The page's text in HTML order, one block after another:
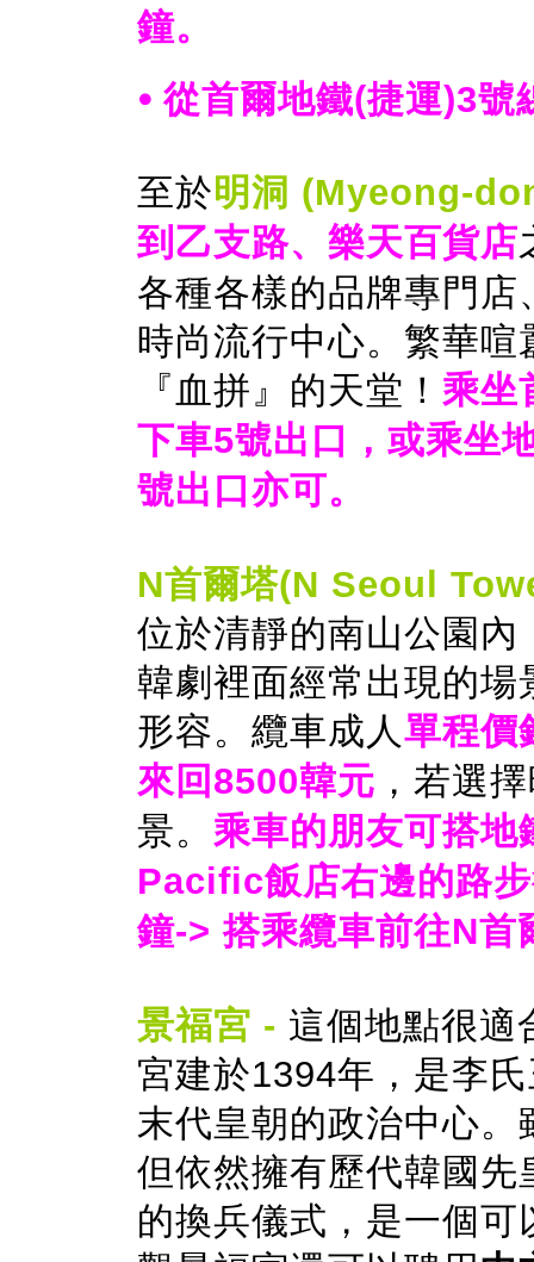
鐘。
⦁ 從首爾地鐵(捷運)3號
至於明洞 (Myeong-
到乙支路、樂天百貨店
各種各樣的品牌專門
時尚流行中心。繁華
『血拼』的天堂！ 乘坐
下車5號出口，或乘坐
號出口亦可。
N首爾塔(N Seoul
位於清靜的南山公園
韓劇裡面經常出現的
形容。纜車成人單程價
來回8500韓元 ，若選
景。 乘車的朋友可搭地
Pacific飯店右邊的路
鐘-> 搭乘纜車前往N首
景福宮 - 這個地點很適
宮建於1394年，是李
末代皇朝的政治中心
但依然擁有歷代韓國
的換兵儀式，是一個